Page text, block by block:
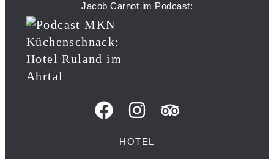
Jacob Carnot im Podcast:
HOTEL